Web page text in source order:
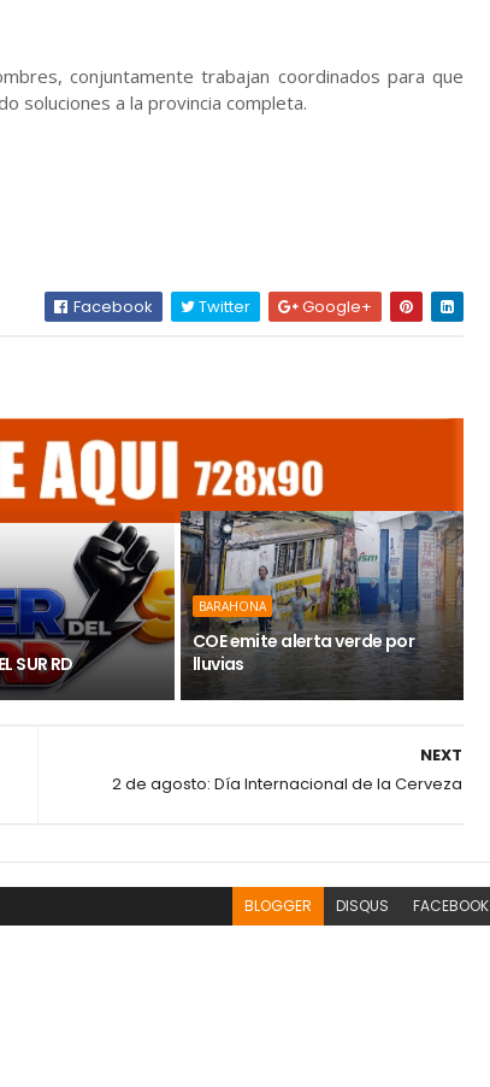
conjuntamente trabajan coordinados para que
soluciones a la provincia completa.
Facebook Twitter Google+
SUR RD
BARAHONA
COE emite alerta verde por
lluvias
NEXT
2 de agosto: Día Internacional de la Cerveza
BLOGGER DISQUS FACEBOOK